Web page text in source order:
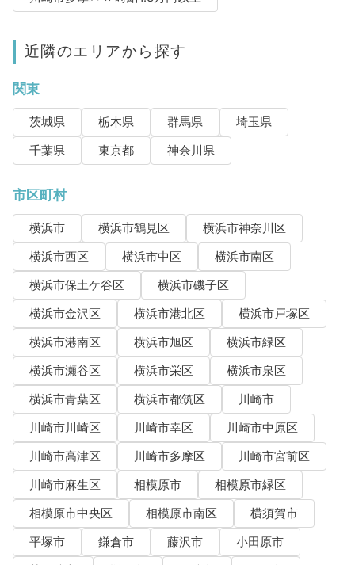
近隣のエリアから探す
関東
茨城県 栃木県 群馬県
埼玉県
千葉県
東京都 神奈川県
市区町村
横浜市 横浜市鶴見区
横浜市神奈川区
横浜市西区
横浜市中区
横浜市南区
横浜市保土ケ谷区
横浜市磯子区
横浜市金沢区
横浜市港北区
横浜市戸塚区
横浜市港南区
横浜市旭区
横浜市緑区
横浜市瀬谷区
横浜市栄区
横浜市泉区
横浜市青葉区
横浜市都筑区
川崎市
川崎市川崎区
川崎市幸区
川崎市中原区
川崎市高津区
川崎市多摩区
川崎市宮前区
川崎市麻生区
相模原市
相模原市緑区
相模原市中央区
相模原市南区
横須賀市
平塚市
鎌倉市 藤沢市
小田原市